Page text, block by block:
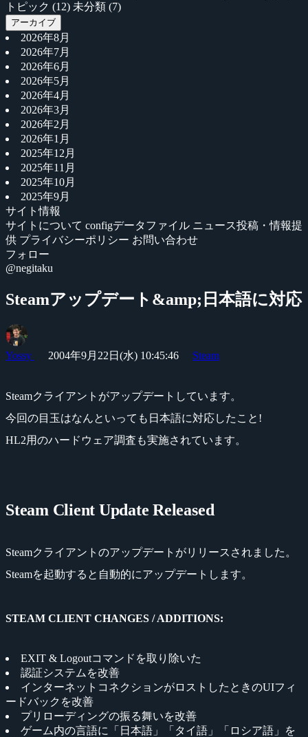
トピック (12) 未分類 (7)
アーカイブ
2026年8月
2026年7月
2026年6月
2026年5月
2026年4月
2026年3月
2026年2月
2026年1月
2025年12月
2025年11月
2025年10月
2025年9月
サイト情報
サイトについて configデータファイル ニュース投稿・情報提
供 プライバシーポリシー お問い合わせ
フォロー
@negitaku
Steamアップデート&amp;日本語に対応
Yossy 2004年9月22日(水) 10:45:46 Steam
Steamクライアントがアップデートしています。
今回の目玉はなんといっても日本語に対応したこと!
HL2用のハードウェア調査も実施されています。
Steam Client Update Released
Steamクライアントのアップデートがリリースされました。
Steamを起動すると自動的にアップデートします。
STEAM CLIENT CHANGES / ADDITIONS:
EXIT & Logoutコマンドを取り除いた
認証システムを改善
インターネットコネクションがロストしたときのUIフィ
ードバックを改善
プリローディングの振る舞いを改善
ゲーム内の言語に「日本語」「タイ語」「ロシア語」を